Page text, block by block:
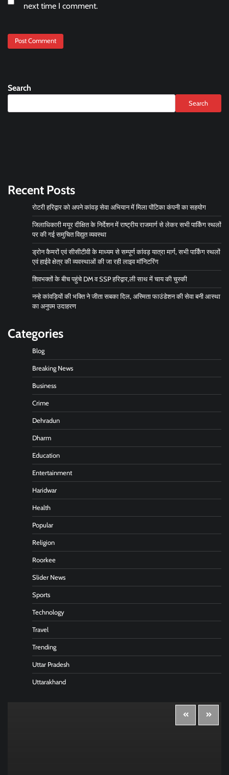
next time I comment.
Search
Search
Recent Posts
रोटरी हरिद्वार को अपने कांवड़ सेवा अभियान में मिला पोंटिका कंपनी का सहयोग
जिलाधिकारी मयूर दीक्षित के निर्देशन में राष्ट्रीय राजमार्ग से लेकर सभी पार्किंग स्थलों
पर की गई समुचित विद्युत व्यवस्था
ड्रोन कैमरों एवं सीसीटीवी के माध्यम से सम्पूर्ण कांवड़ यात्रा मार्ग, सभी पार्किंग स्थलों
एवं हाईवे क्षेत्र की व्यवस्थाओं की जा रही लाइव मॉनिटरिंग
शिवभक्तों के बीच पहुंचे DM व SSP हरिद्वार,ली साथ में चाय की चुस्की
नन्हे कांवड़ियों की भक्ति ने जीता सबका दिल, अस्मिता फाउंडेशन की सेवा बनी आस्था
का अनुपम उदाहरण
Categories
Blog
Breaking News
Business
Crime
Dehradun
Dharm
Education
Entertainment
Haridwar
Health
Popular
Religion
Roorkee
Slider News
Sports
Technology
Travel
Trending
Uttar Pradesh
Uttarakhand